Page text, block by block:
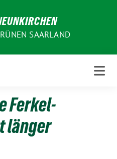
SAARLAND
Ferkel-
länger